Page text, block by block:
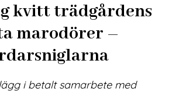
kvitt trädgårdens
marodörer –
i betalt samarbete med